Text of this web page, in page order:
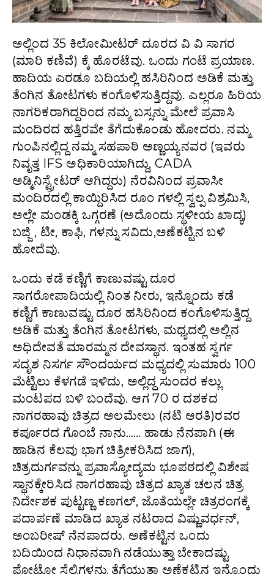
ಅಲ್ಲಿಂದ 35 ಕಿಲೋಮೀಟರ್ ದೂರದ ವಿ ವಿ ಸಾಗರ
(ಮಾರಿ ಕಣಿವೆ) ಕ್ಕೆ ಹೊರಟೆವು. ಒಂದು ಗಂಟೆ ಪ್ರಯಾಣ.
ಹಾದಿಯ ಎರಡೂ ಬದಿಯಲ್ಲಿ ಹಸಿರಿನಿಂದ ಅಡಿಕೆ ಮತ್ತು
ತೆಂಗಿನ ತೋಟಗಳು ಕಂಗೊಳಿಸುತ್ತಿದ್ದವು. ಎಲ್ಲರೂ ಹಿರಿಯ
ನಾಗರಿಕರಾಗಿದ್ದರಿಂದ ನಮ್ಮ ಬಸ್ಸನ್ನು ಮೇಲೆ ಪ್ರವಾಸಿ
ಮಂದಿರದ ಹತ್ತಿರವೇ ತೆಗೆದುಕೊಂಡು ಹೋದರು. ನಮ್ಮ
ಗುಂಪಿನಲ್ಲಿದ್ದ ನಮ್ಮ ಸಹಪಾಠಿ ಅಣ್ಣಯ್ಯನವರ (ಇವರು
ನಿವೃತ್ತ IFS ಅಧಿಕಾರಿಯಾಗಿದ್ದು, CADA
ಅಡ್ಮಿನಿಸ್ಟ್ರೇಟರ್ ಆಗಿದ್ದರು) ನೆರವಿನಿಂದ ಪ್ರವಾಸೀ
ಮಂದಿರದಲ್ಲಿ ಕಾಯ್ದಿರಿಸಿದ ರೂಂ ಗಳಲ್ಲಿ ಸ್ವಲ್ಪ ವಿಶ್ರಮಿಸಿ,
ಅಲ್ಲೇ ಮಂಡಕ್ಕಿ ಒಗ್ಗರಣೆ (ಅದೊಂದು ಸ್ಥಳೀಯ ಖಾದ್ಯ)
ಬಜ್ಜಿ , ಟೀ, ಕಾಫಿ, ಗಳನ್ನು ಸವಿದು,ಅಣೆಕಟ್ಟಿನ ಬಳಿ
ಹೋದೆವು.
ಒಂದು ಕಡೆ ಕಣ್ಣಿಗೆ ಕಾಣುವಷ್ಟು ದೂರ
ಸಾಗರೋಪಾದಿಯಲ್ಲಿ ನಿಂತ ನೀರು, ಇನ್ನೊಂದು ಕಡೆ
ಕಣ್ಣಿಗೆ ಕಾಣುವಷ್ಟು ದೂರ ಹಸಿರಿನಿಂದ ಕಂಗೊಳಿಸುತ್ತಿದ್ದ
ಅಡಿಕೆ ಮತ್ತು ತೆಂಗಿನ ತೋಟಗಳು, ಮಧ್ಯದಲ್ಲಿ ಅಲ್ಲಿನ
ಅಧಿದೇವತೆ ಮಾರಮ್ಮನ ದೇವಸ್ಥಾನ. ಇಂತಹ ಸ್ವರ್ಗ
ಸದೃಶ ನಿಸರ್ಗ ಸೌಂದರ್ಯದ ಮಧ್ಯದಲ್ಲಿ ಸುಮಾರು 100
ಮೆಟ್ಟಿಲು ಕೆಳಗಡೆ ಇಳಿದು, ಅಲ್ಲಿದ್ದ ಸುಂದರ ಕಲ್ಲು
ಮಂಟಪದ ಬಳಿ ಬಂದೆವು. ಆಗ 70 ರ ದಶಕದ
ನಾಗರಹಾವು ಚಿತ್ರದ ಅಲಮೇಲು (ನಟಿ ಆರತಿ)ರವರ
ಕರ್ಪೂರದ ಗೊಂಬೆ ನಾನು…… ಹಾಡು ನೆನಪಾಗಿ (ಈ
ಹಾಡಿನ ಕೆಲವು ಭಾಗ ಚಿತ್ರೀಕರಿಸಿದ ಜಾಗ),
ಚಿತ್ರದುರ್ಗವನ್ನು ಪ್ರವಾಸ್ಯೋದ್ಯಮ ಭೂಪಠದಲ್ಲಿ ವಿಶೇಷ
ಸ್ಥಾನಕ್ಕೇರಿಸಿದ ನಾಗರಹಾವು ಚಿತ್ರದ ಖ್ಯಾತ ಚಲನ ಚಿತ್ರ
ನಿರ್ದೇಶಕ ಪುಟ್ಟಣ್ಣ ಕಣಗಲ್, ಜೊತೆಯಲ್ಲೇ ಚಿತ್ರರಂಗಕ್ಕೆ
ಪದಾರ್ಪಣೆ ಮಾಡಿದ ಖ್ಯಾತ ನಟರಾದ ವಿಷ್ಣುವರ್ಧನ್‌,
ಅಂಬರೀಷ್‌ ನೆನಪಾದರು. ಅಣೆಕಟ್ಟಿನ ಒಂದು
ಬದಿಯಿಂದ ನಿಧಾನವಾಗಿ ನಡೆಯುತ್ತಾ ಬೇಕಾದಷ್ಟು
ಫೋಟೋ ಸೆಲ್ಫಿಗಳನ್ನು ತೆಗೆಯುತ್ತಾ ಅಣೆಕಟ್ಟಿನ ಇನ್ನೊಂದು